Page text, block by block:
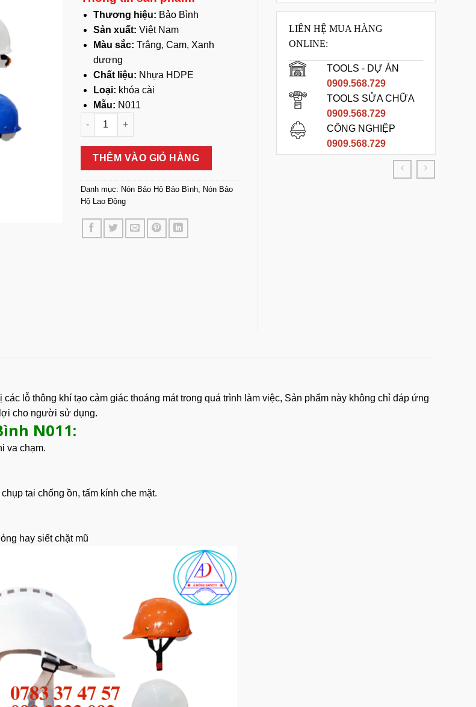
Thương hiệu: Bảo Bình
Sản xuất: Việt Nam
Màu sắc: Trắng, Cam, Xanh
dương
Chất liệu: Nhựa HDPE
Loại: khóa cài
Mẫu: N011
Nón Thông Hơi Bảo Bình N011 Khóa Vặn số lượng
THÊM VÀO GIỎ HÀNG
Danh mục: Nón Bảo Hộ Bảo Bình
Nón Bảo
Hộ Lao Động
LIÊN HỆ MUA HÀNG
ONLINE:
TOOLS - DỰ ÁN
0909.568.729
TOOLS SỬA CHỮA
0909.568.729
CÔNG NGHIỆP
0909.568.729
lỗ thông khí tạo cảm giác thoáng mát trong quá trình làm việc, Sản phẩm này không chỉ đáp ứng
cho người sử dụng.
N011:
va chạm.
tai chống ồn, tấm kính che mặt.
hay siết chặt mũ